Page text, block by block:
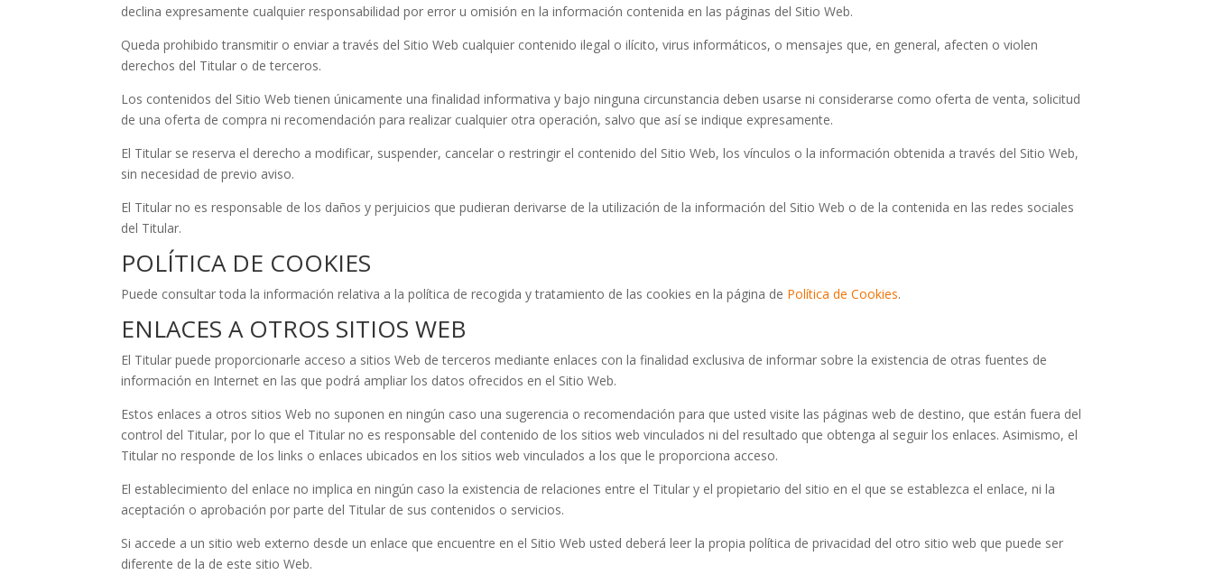
declina expresamente cualquier responsabilidad por error u omisión en la información contenida en las páginas del Sitio Web.
Queda prohibido transmitir o enviar a través del Sitio Web cualquier contenido ilegal o ilícito, virus informáticos, o mensajes que, en general, afecten o violen
derechos del Titular o de terceros.
Los contenidos del Sitio Web tienen únicamente una finalidad informativa y bajo ninguna circunstancia deben usarse ni considerarse como oferta de venta, solicitud
de una oferta de compra ni recomendación para realizar cualquier otra operación, salvo que así se indique expresamente.
El Titular se reserva el derecho a modificar, suspender, cancelar o restringir el contenido del Sitio Web, los vínculos o la información obtenida a través del Sitio Web,
sin necesidad de previo aviso.
El Titular no es responsable de los daños y perjuicios que pudieran derivarse de la utilización de la información del Sitio Web o de la contenida en las redes sociales
del Titular.
POLÍTICA DE COOKIES
Puede consultar toda la información relativa a la política de recogida y tratamiento de las cookies en la página de Política de Cookies.
ENLACES A OTROS SITIOS WEB
El Titular puede proporcionarle acceso a sitios Web de terceros mediante enlaces con la finalidad exclusiva de informar sobre la existencia de otras fuentes de
información en Internet en las que podrá ampliar los datos ofrecidos en el Sitio Web.
Estos enlaces a otros sitios Web no suponen en ningún caso una sugerencia o recomendación para que usted visite las páginas web de destino, que están fuera del
control del Titular, por lo que el Titular no es responsable del contenido de los sitios web vinculados ni del resultado que obtenga al seguir los enlaces. Asimismo, el
Titular no responde de los links o enlaces ubicados en los sitios web vinculados a los que le proporciona acceso.
El establecimiento del enlace no implica en ningún caso la existencia de relaciones entre el Titular y el propietario del sitio en el que se establezca el enlace, ni la
aceptación o aprobación por parte del Titular de sus contenidos o servicios.
Si accede a un sitio web externo desde un enlace que encuentre en el Sitio Web usted deberá leer la propia política de privacidad del otro sitio web que puede ser
diferente de la de este sitio Web.